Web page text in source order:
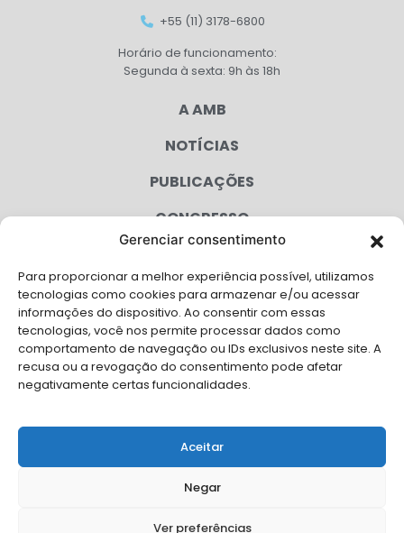
Gerenciar consentimento
Para proporcionar a melhor experiência possível, utilizamos
tecnologias como cookies para armazenar e/ou acessar
informações do dispositivo. Ao consentir com essas
tecnologias, você nos permite processar dados como
comportamento de navegação ou IDs exclusivos neste site. A
recusa ou a revogação do consentimento pode afetar
negativamente certas funcionalidades.
Aceitar
Negar
Ver preferências
+55 (11) 3178-6800
Horário de funcionamento:
Segunda à sexta: 9h às 18h
A AMB
NOTÍCIAS
PUBLICAÇÕES
CONGRESSO
CAMPANHAS
SERVIÇOS
FILIADAS
FALE CONOSCO
Solicite Apoio Institucional da AMB para o seu evento